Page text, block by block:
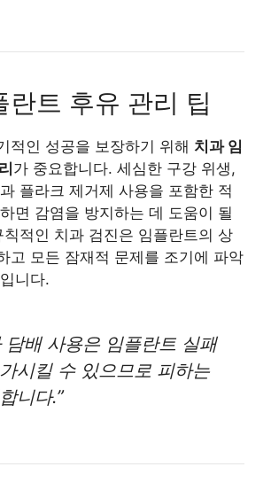
란트 후유 관리 팁
적인 성공을 보장하기 위해 치과 임
가 중요합니다. 세심한 구강 위생,
플라크 제거제 사용을 포함한 적
면 감염을 방지하는 데 도움이 될
적인 치과 검진은 임플란트의 상
고 모든 잠재적 문제를 조기에 파악
니다.
담배 사용은 임플란트 실패
시킬 수 있으므로 피하는
니다.”